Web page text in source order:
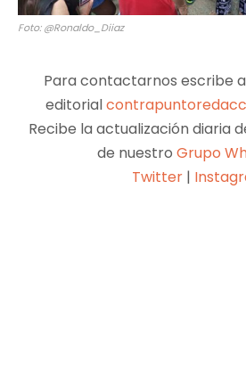
Foto: @Ronaldo_Diiaz
Para contactarnos escribe
editorial
Recibe la actualización diaria
de nuestro Grupo
Twitter |